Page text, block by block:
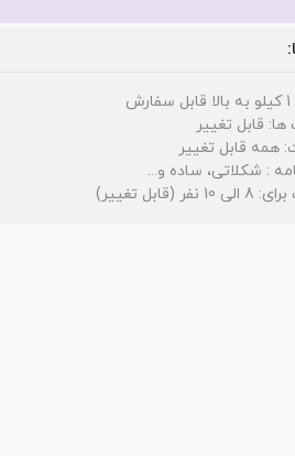
ها: قابل تغییر
همه قابل تغییر
: شکلاتی، ساده و...
(قابل تغییر)